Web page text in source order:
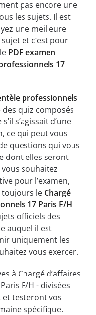
pas encore une
les sujets. Il est
une meilleure
et c’est pour
PDF examen
17
professionnels
quiz composés
s’agissait d’une
ce qui peut vous
questions qui vous
dont elles seront
souhaitez
pour l’examen,
toujours le Chargé
17 Paris F/H
officiels des
auquel il est
uniquement les
vous exercer.
à Chargé d’affaires
F/H - divisées
et testeront vos
spécifique.